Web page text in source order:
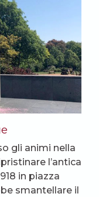
gli animi nella
l’antica
in piazza
smantellare il